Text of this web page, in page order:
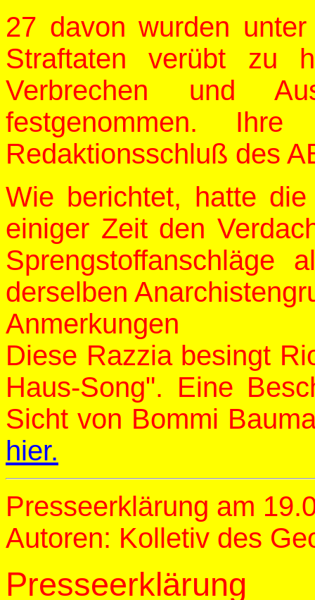
27 davon wurden
Straftaten verübt zu
Verbrechen und
festgenommen.
Redaktionsschluß des
Wie berichtet, hatte
einiger Zeit den
derselben
Anmerkungen
Diese Razzia besingt
Haus-Song". Eine
Sicht von Bommi
hier.
Presseerklärung am
Autoren: Kolletiv des
Presseerklärung